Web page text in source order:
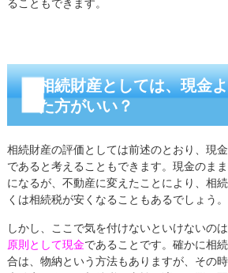
ることもできます。
相続財産としては、現金
た方がいい？
相続財産の評価としては前述のとおり、現
であると考えることもできます。現金のま
になるが、不動産に変えたことにより、相
くは相続税が安くなることもあるでしょう。
しかし、ここで気を付けないといけないのは
原則として現金であることです。確かに相
合は、物納という方法もありますが、その